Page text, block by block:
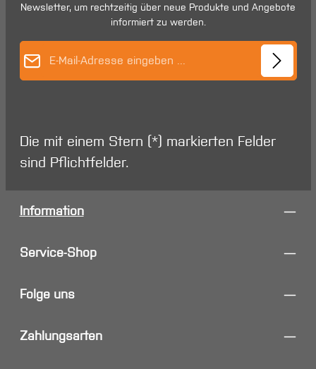
Newsletter, um rechtzeitig über neue Produkte und Angebote
informiert zu werden.
Die mit einem Stern (*) markierten Felder
sind Pflichtfelder.
Information
Service-Shop
Folge uns
Zahlungsarten